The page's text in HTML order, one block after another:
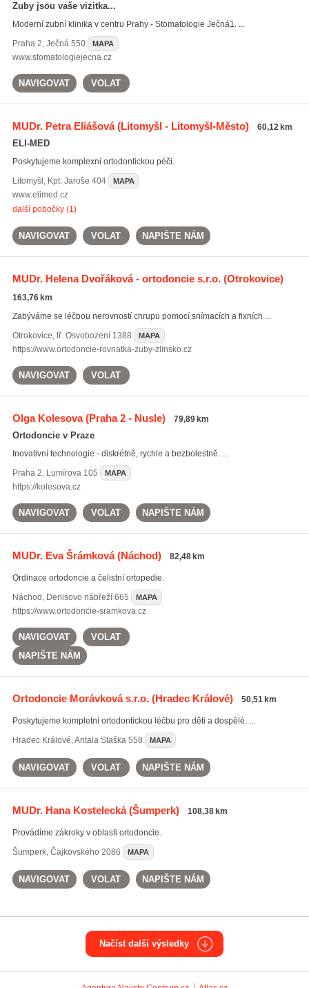
Zuby jsou vaše vizitka...
Moderní zubní klinika v centru Prahy - Stomatologie Ječná1. ...
Praha 2, Ječná 550 MAPA
www.stomatologiejecna.cz
NAVIGOVAT VOLAT
MUDr. Petra Eliášová(Litomyšl - Litomyšl-Město) 60,12 km
ELI-MED
Poskytujeme komplexní ortodontickou péči.
Litomyšl , Kpt. Jaroše 404 MAPA
www.elimed.cz
další pobočky (1)
NAVIGOVAT VOLAT NAPIŠTE NÁM
MUDr. Helena Dvořáková - ortodoncie s.r.o.(Otrokovice)
163,76 km
Zabýváme se léčbou nerovností chrupu pomocí snímacích a fixních ...
Otrokovice, tř. Osvobození 1388 MAPA
https://www.ortodoncie-rovnatka-zuby-zlinsko.cz
NAVIGOVAT VOLAT
Olga Kolesova(Praha 2 - Nusle) 79,89 km
Ortodoncie v Praze
Inovativní technologie - diskrétně, rychle a bezbolestně. ...
Praha 2, Lumírova 105 MAPA
https://kolesova.cz
NAVIGOVAT VOLAT NAPIŠTE NÁM
MUDr. Eva Šrámková(Náchod) 82,48 km
Ordinace ortodoncie a čelistní ortopedie.
Náchod , Denisovo nábřeží 665 MAPA
https://www.ortodoncie-sramkova.cz
NAVIGOVAT
VOLAT
NAPIŠTE NÁM
Ortodoncie Morávková s.r.o.(Hradec Králové) 50,51 km
Poskytujeme kompletní ortodontickou léčbu pro děti a dospělé. ...
Hradec Králové,Antala Staška 558 MAPA
NAVIGOVAT VOLAT NAPIŠTE NÁM
MUDr. Hana Kostelecká(Šumperk) 108,38 km
Provádíme zákroky v oblasti ortodoncie.
Šumperk, Čajkovského 2086 MAPA
NAVIGOVAT VOLAT NAPIŠTE NÁM
Načíst další výsledky